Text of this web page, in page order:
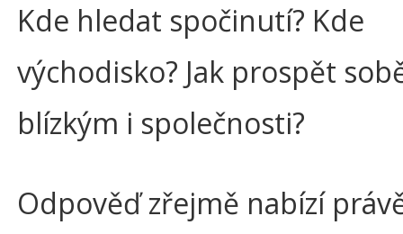
Kde hledat spočinutí? Kde
východisko? Jak prospět
blízkým i společnosti?
Odpověď zřejmě nabízí